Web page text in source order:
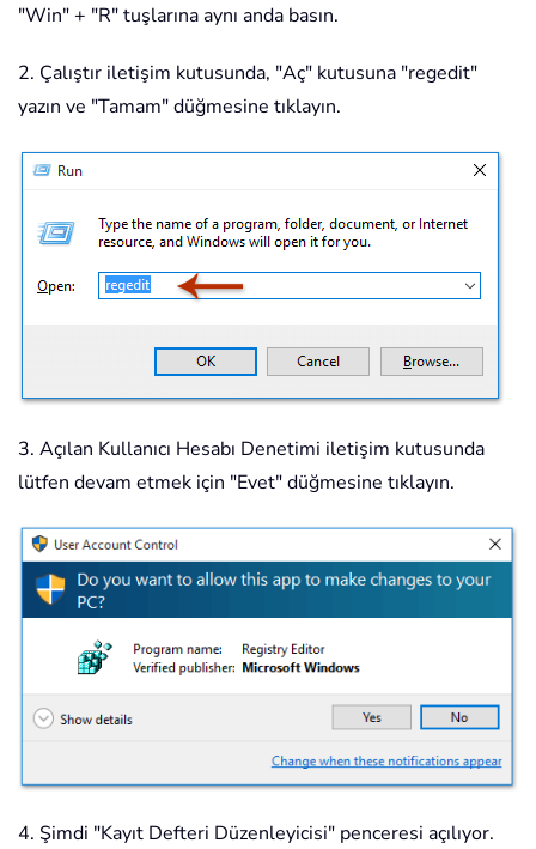
"Win" + "R" tuşlarına aynı anda basın.
2. Çalıştır iletişim kutusunda, "Aç" kutusuna "regedit"
yazın ve "Tamam" düğmesine tıklayın.
3. Açılan Kullanıcı Hesabı Denetimi iletişim kutusunda
lütfen devam etmek için "Evet" düğmesine tıklayın.
4. Şimdi "Kayıt Defteri Düzenleyicisi" penceresi açılıyor.